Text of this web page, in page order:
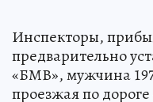
Инспекторы,
предварительно
«БМВ», мужчина
проезжая по